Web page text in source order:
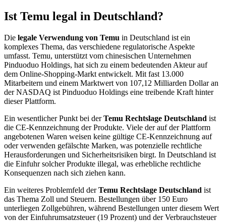
Ist Temu legal in Deutschland?
Die legale Verwendung von Temu in Deutschland ist ein
komplexes Thema, das verschiedene regulatorische Aspekte
umfasst. Temu, unterstützt vom chinesischen Unternehmen
Pinduoduo Holdings, hat sich zu einem bedeutenden Akteur auf
dem Online-Shopping-Markt entwickelt. Mit fast 13.000
Mitarbeitern und einem Marktwert von 107,12 Milliarden Dollar an
der NASDAQ ist Pinduoduo Holdings eine treibende Kraft hinter
dieser Plattform.
Ein wesentlicher Punkt bei derTemu Rechtslage Deutschland ist
die CE-Kennzeichnung der Produkte. Viele der auf der Plattform
angebotenen Waren weisen keine gültige CE-Kennzeichnung auf
oder verwenden gefälschte Marken, was potenzielle rechtliche
Herausforderungen und Sicherheitsrisiken birgt. In Deutschland ist
die Einfuhr solcher Produkte illegal, was erhebliche rechtliche
Konsequenzen nach sich ziehen kann.
Ein weiteres Problemfeld derTemu Rechtslage Deutschland ist
das Thema Zoll und Steuern. Bestellungen über 150 Euro
unterliegen Zollgebühren, während Bestellungen unter diesem Wert
von der Einfuhrumsatzsteuer (19 Prozent) und der Verbrauchsteuer